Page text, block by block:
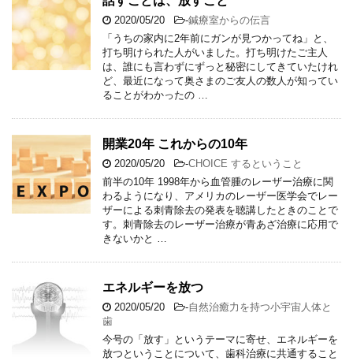
2020/05/20 -鍼療室からの伝言
「うちの家内に2年前にガンが見つかってね」と、
打ち明けられた人がいました。打ち明けたご主人
は、誰にも言わずにずっと秘密にしてきていたけれ
ど、最近になって奥さまのご友人の数人が知ってい
ることがわかったの …
開業20年 これからの10年
2020/05/20 -CHOICE するということ
前半の10年 1998年から血管腫のレーザー治療に関
わるようになり、アメリカのレーザー医学会でレー
ザーによる刺青除去の発表を聴講したときのことで
す。刺青除去のレーザー治療が青あざ治療に応用で
きないかと …
エネルギーを放つ
2020/05/20 -自然治癒力を持つ小宇宙人体と
歯
今号の「放す」というテーマに寄せ、エネルギーを
放つということについて、歯科治療に共通すること